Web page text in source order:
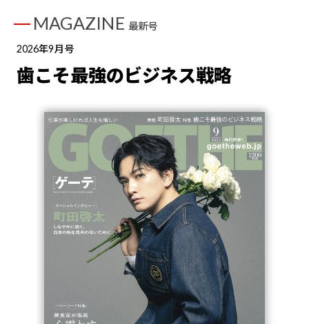
MAGAZINE 最新号
2026年9月号
歯こそ最強のビジネス戦略